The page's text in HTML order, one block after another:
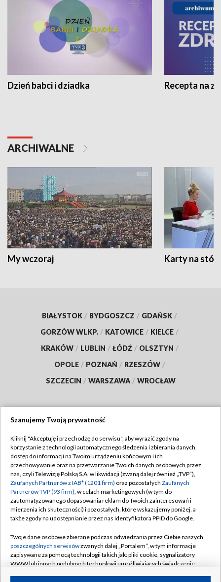
Dzień babci i dziadka Recepta na
ARCHIWALNE
My wczoraj Karty na
BIAŁYSTOK / BYDGOSZCZ / GDAŃSK /
GORZÓW WLKP. / KATOWICE / KIELCE /
KRAKÓW / LUBLIN / ŁÓDŹ / OLSZTYN /
OPOLE / POZNAŃ / RZESZÓW /
SZCZECIN / WARSZAWA / WROCŁAW
TVP
Abonament TVP
Emisja w TVP
Centrum informacji TVP
Naziemna Telewizja Cyfrowa
Rada Programowa
System NOS
Informacje o nadawcy
Regulamin TVP
Polityka prywatności
Moje zgody
Pomoc
Kontakt
Kanały
Szanujemy Twoją prywatność
Kliknij "Akceptuję i przechodzę do serwisu", aby wyrazić zgody na
korzystanie z technologii automatycznego śledzenia i zbierania danych,
dostęp do informacji na Twoim urządzeniu końcowym i ich
przechowywanie oraz na przetwarzanie Twoich danych osobowych przez
nas, czyli Telewizję Polską S.A. w likwidacji (zwaną dalej również „TVP”),
Zaufanych Partnerów z IAB* (1201 firm) oraz pozostałych Zaufanych
Partnerów TVP (93 firm), w celach marketingowych (w tym do
zautomatyzowanego dopasowania reklam do Twoich zainteresowań i
mierzenia ich skuteczności) i pozostałych, które wskazujemy poniżej, a
także zgody na udostępnianie przez nas identyfikatora PPID do Google.
Twoje dane osobowe zbierane podczas odwiedzania przez Ciebie naszych
poszczególnych serwisówzwanych dalej „Portalem”, w tym informacje
zapisywane za pomocą technologii takich jak: pliki cookie, sygnalizatory
WWW lub innych podobnych technologii umożliwiających świadczenie